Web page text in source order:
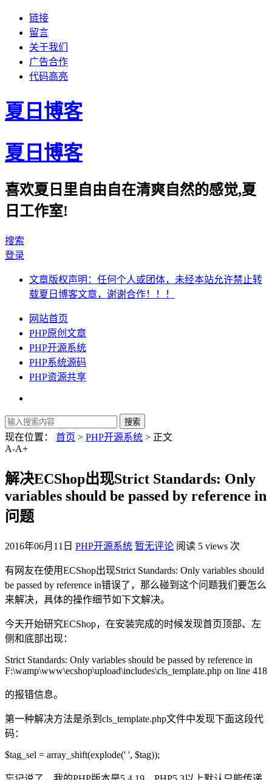
链接
留言
关于我们
广告合作
代码高亮
夏日博客
夏日博客
喜欢夏日里自由自在清爽自然的感觉,夏
日工作室!
搜索
登录
文章版权声明：任何个人或团体，未经本站允许禁止转
载夏日博客文章，谢谢合作！！！
网站首页
PHP原创文章
PHP开源系统
PHP系统源码
PHP资源共享
现在位置： 首页 > PHP开源系统 > 正文
A-A+
解决ECShop出现Strict Standards: Only
variables should be passed by reference in
问题
2016年06月11日 PHP开源系统 暂无评论 阅读 5 views 次
有网友在使用ECShop出现Strict Standards: Only variables should
be passed by reference in错误了，那么碰到这个问题我们要怎么
来解决，具体的操作细节如下文解决。
今天开始研究ECShop，在安装完成的时候发现首页顶部、左
侧和底部出现：
Strict Standards: Only variables should be passed by reference in
F:\wamp\www\ecshop\upload\includes\cls_template.php on line 418
的报错信息。
第一种解决方法是杀到cls_template.php文件中发现下面这段代
码：
$tag_sel = array_shift(explode(' ', $tag));